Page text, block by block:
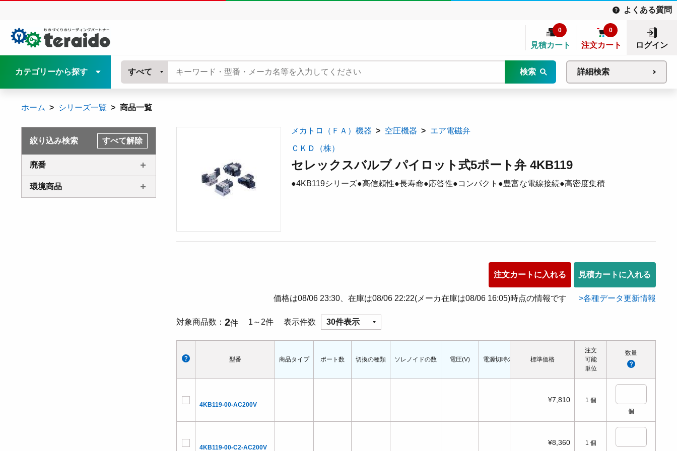
よくある質問
見積カート
0
注文カート
0
ログイン
カテゴリーから探す すべて 検索 詳細検索
ホーム シリーズ一覧 商品一覧
絞り込み検索 すべて解除
廃番
環境商品
メカトロ（ＦＡ）機器 空圧機器 エア電磁弁
ＣＫＤ（株）
セレックスバルブ パイロット式5ポート弁 4KB119
●4KB119シリーズ●高信頼性●長寿命●応答性●コンパクト●豊富な電線接続●高密度集積
注文カートに入れる 見積カートに入れる
価格は08/06 23:30、在庫は08/06 22:22(メーカ在庫は08/06 16:05)時点の情報です 各種データ更新情報
対象商品数 2件 1～2件 表示件数 30件表示
型番
4KB119-00-AC200V
4KB119-00-C2-AC200V
商品タイプ ポート数 切換の種類 ソレノイドの数 電圧(V) 電源切時の状態 配管口の種類 配管ねじの呼び 適応シリンダ径
標準価格
注文
可能
単位
数量
¥7,810 1 個
個
¥8,360 1 個